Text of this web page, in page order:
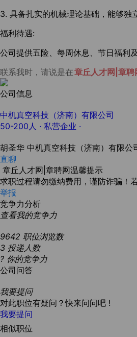
3. 具备扎实的机械理论基础，能够独
福利待遇:
公司提供五险、每周休息、节日福利
联系我时，请说是在章丘人才网|章聘
公司信息
中机真空科技（济南）有限公司
50-200人 · 私营企业 ·
胡圣华 中机真空科技（济南）有限公
直聊
章丘人才网|章聘网温馨提示
求职过程请勿缴纳费用，谨防诈骗！
举报
竞争力分析
查看我的竞争力
9642 职位浏览数
3 投递人数
? 你的竞争力
公司问答
我要提问
对此职位有疑问？快来问问吧 !
我要提问
相似职位